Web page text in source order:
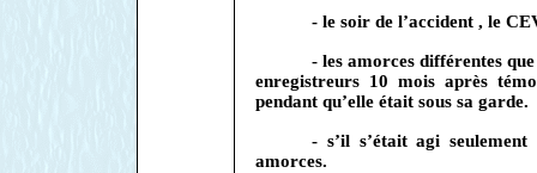
- le soir de l’accident , le
- les amorces différentes
enregistreurs 10 mois après
pendant qu’elle était sous sa garde.
- s’il s’était agi
amorces.